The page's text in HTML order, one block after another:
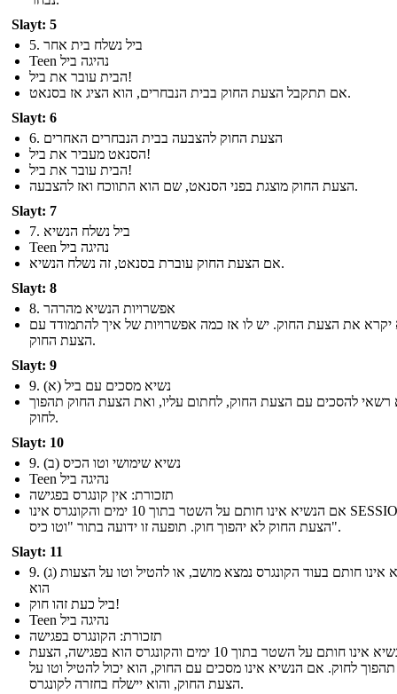
Slayt: 5
5. ביל נשלח בית אחר
Teen נהיגה ביל
הבית עובר את ביל!
אם תתקבל הצעת החוק בבית הנבחרים, הוא הציג אז בסנאט.
Slayt: 6
6. הצעת החוק להצבעה בבית הנבחרים האחרים
הסנאט מעביר את ביל!
הבית עובר את ביל!
הצעת החוק מוצגת בפני הסנאט, שם הוא התווכח ואז להצבעה.
Slayt: 7
7. ביל נשלח הנשיא
Teen נהיגה ביל
אם הצעת החוק עוברת בסנאט, זה נשלח הנשיא.
Slayt: 8
8. אפשרויות הנשיא מהרהר
יקרא את הצעת החוק. יש לו אז כמה אפשרויות של איך להתמודד עם
הצעת החוק.
Slayt: 9
9. (א) נשיא מסכים עם ביל
רשאי להסכים עם הצעת החוק, לחתום עליו, ואת הצעת החוק תהפוך
לחוק.
Slayt: 10
9. (ב) נשיא שימושי וטו הכיס
Teen נהיגה ביל
תזכורת: אין קונגרס בפגישה
אם הנשיא אינו חותם על השטר בתוך 10 ימים והקונגרס אינו SESSION,
הצעת החוק לא יהפוך חוק. תופעה זו ידועה בתור "וטו כיס".
Slayt: 11
9. (ג) נשיא אינו חותם בעוד הקונגרס נמצא מושב, או להטיל וטו על הצעות
הוא
ביל כעת זהו חוק!
Teen נהיגה ביל
תזכורת: הקונגרס בפגישה
אם הנשיא אינו חותם על השטר בתוך 10 ימים והקונגרס הוא בפגישה, הצעת
לחוק. אם הנשיא אינו מסכים עם החוק, הוא יכול להטיל וטו על
הצעת החוק, והוא יישלח בחזרה לקונגרס.